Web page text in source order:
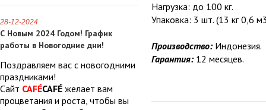
28-12-2024
С Новым 2024 Годом! График
работы в Новогодние дни!
Поздравляем вас с новогодними
праздниками!
Сайт CAFÉCAFÉ желает вам
процветания и роста, чтобы вы
Нагрузка: до 100 кг.
Упаковка: 3 шт. (13 кг 0,6
Производство:Индонезия.
Гарантия:12 месяцев.